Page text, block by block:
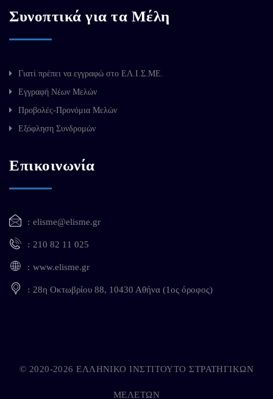
Συνοπτικά για τα Μέλη
Γιατί πρέπει να εγγραφώ στο ΕΛ.Ι.Σ.ΜΕ.
Εγγραφή Νέων Μελών
Προβολές-Προνόμια Μελών
Εξόφληση Συνδρομών
Επικοινωνία
elisme@elisme.gr
210 82 11 025
www.elisme.gr
28η Οκτωβρίου 88, 10430 Αθήνα (1ος όροφος)
© 2020-2026 ΕΛΛΗΝΙΚΟ ΙΝΣΤΙΤΟΥΤΟ ΣΤΡΑΤΗΓΙΚΩΝ
ΜΕΛΕΤΩΝ